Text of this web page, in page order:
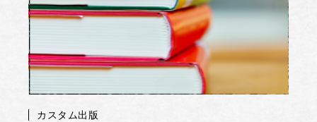
カスタム出版